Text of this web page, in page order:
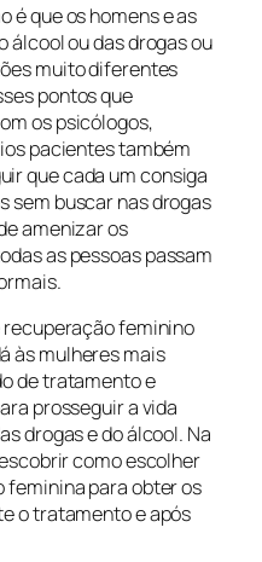
é que os homens e as
álcool ou das drogas ou
muito diferentes
pontos que
os psicólogos,
pacientes também
que cada um consiga
sem buscar nas drogas
amenizar os
as pessoas passam
recuperação feminino
às mulheres mais
de tratamento e
prosseguir a vida
drogas e do álcool. Na
como escolher
feminina para obter os
o tratamento e após